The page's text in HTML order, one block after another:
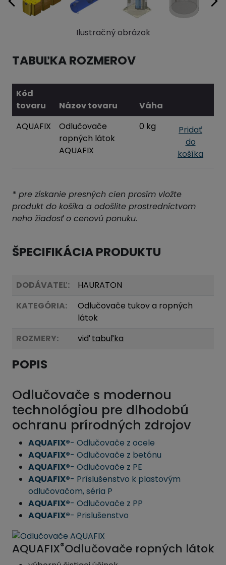
Ilustračný obrázok
TABUĽKA ROZMEROV
Kód
tovaru
Názov tovaru
Váha
AQUAFIX
Odlučovače
ropných látok
AQUAFIX
0 kg
Pridať
do
košíka
* pre získanie presných cien prosím vložte
produkt do košíka a odošlite prostredníctvom
neho žiadosť o cenovú ponuku.
ŠPECIFIKÁCIA PRODUKTU
DODÁVATEĽ:
HAURATON
KATEGÓRIA:
Odlučovače tukov a ropných
látok
ROZMERY:
viď tabuľka
POPIS
Odlučovače s modernou
technológiou pre dlhodobú
ochranu prírodných zdrojov
AQUAFIX®- Odlučovače z ocele
AQUAFIX®- Odlučovače z betónu
AQUAFIX®- Odlučovače z PE
AQUAFIX®- Príslušenstvo k plastovým
odlučovačom, séria P
AQUAFIX®- Odlučovače z PP
AQUAFIX®- Prislušenstvo
AQUAFIX®Odlučovače ropných látok